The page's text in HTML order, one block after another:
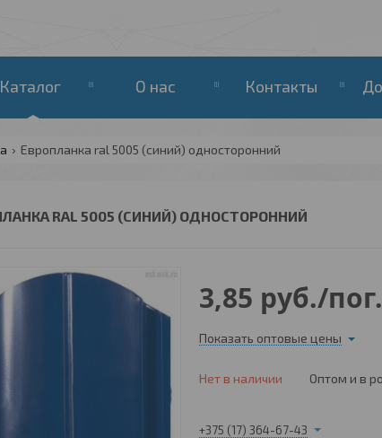
Каталог О нас Контакты
Европланка ral 5005 (синий) односторонний
RAL 5005 (СИНИЙ) ОДНОСТОРОННИЙ
3,85 руб./
Показать оптовые цены
Нет в наличии Оптом и в
+375 (17) 364-67-43